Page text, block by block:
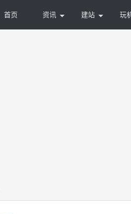
首页 资讯 建站 玩